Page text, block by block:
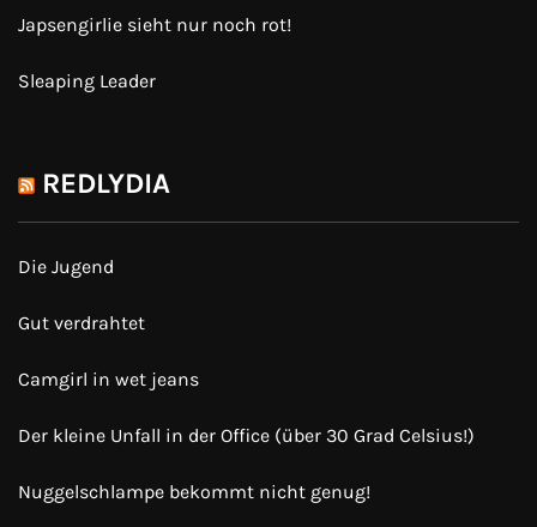
Japsengirlie sieht nur noch rot!
Sleaping Leader
REDLYDIA
Die Jugend
Gut verdrahtet
Camgirl in wet jeans
Der kleine Unfall in der Office (über 30 Grad Celsius!)
Nuggelschlampe bekommt nicht genug!